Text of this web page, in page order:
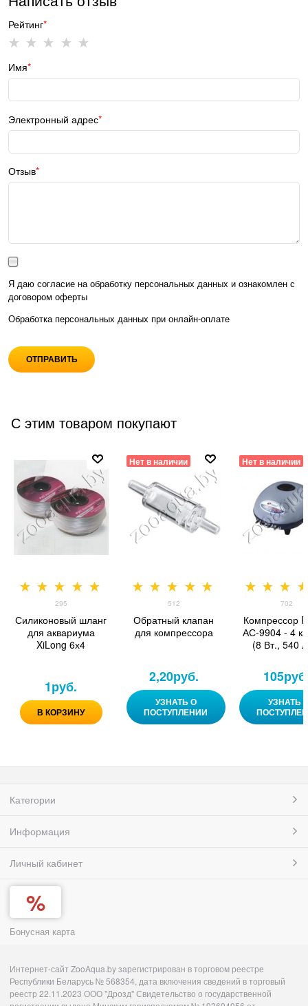
Рейтинг
Имя
Электронный адрес
Отзыв
Я даю согласие на обработку персональных данных и ознакомлен с
договором оферты
Обработка персональных данных при онлайн-оплате
С этим товаром покупают
295
Силиконовый шланг
для аквариума
XiLong 6х4
1руб.
В КОРЗИНУ
Нет в наличии
512
Обратный клапан
для компрессора
2,20руб.
УЗНАТЬ О
ПОСТУПЛЕНИИ
Нет в наличии
702
Компрессор
АС-9904 - 4
(8 Вт., 540
105
УЗНАТЬ
Категории
Информация
Личный кабинет
Бонусная карта
Интернет-сайт ZooAqua.by зарегистрирован в торговом реестре
Республики Беларусь № 568354, дата включения сведений в торговый
реестр 22.11.2023 ООО "Дрозд" Свидетельство о государственной